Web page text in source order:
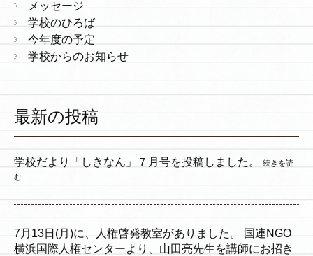
メッセージ
学校のひろば
今年度の予定
学校からのお知らせ
最新の投稿
学校だより「しきなん」７月号を投稿しました。
続きを読
む
7月13日(月)に、人権啓発教室がありました。 国連NGO
横浜国際人権センターより、山田亮先生を講師にお招き